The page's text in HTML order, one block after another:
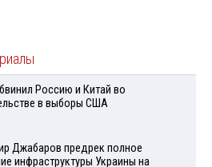
Россию и Китай во
в выборы США
Джабаров предрек полное
инфраструктуры Украины на